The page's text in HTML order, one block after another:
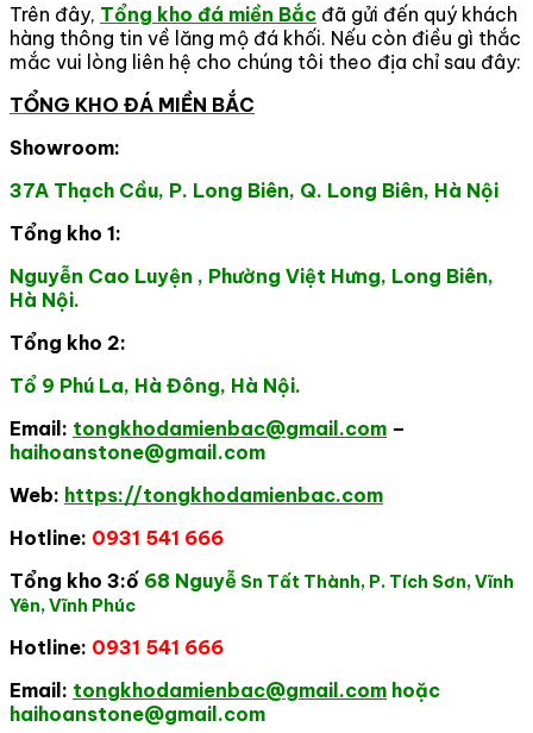
Trên đây, Tổng kho đá miền Bắc đã gửi đến quý khách
hàng thông tin về lăng mộ đá khối. Nếu còn điều gì thắc
mắc vui lòng liên hệ cho chúng tôi theo địa chỉ sau đây:
TỔNG KHO ĐÁ MIỀN BẮC
Showroom:
37A Thạch Cầu, P. Long Biên, Q. Long Biên, Hà Nội
Tổng kho 1:
Nguyễn Cao Luyện , Phường Việt Hưng, Long Biên,
Hà Nội.
Tổng kho 2:
Tổ 9 Phú La, Hà Đông, Hà Nội.
Email: tongkhodamienbac@gmail.com –
haihoanstone@gmail.com
Web: https://tongkhodamienbac.com
Hotline: 0931 541 666
Tổng kho 3:ố 68 Nguyễ Sn Tất Thành, P. Tích Sơn, Vĩnh
Yên, Vĩnh Phúc
Hotline: 0931 541 666
Email: tongkhodamienbac@gmail.com hoặc
haihoanstone@gmail.com